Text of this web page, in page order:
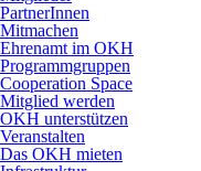
PartnerInnen
Mitmachen
Ehrenamt im OKH
Programmgruppen
Cooperation Space
Mitglied werden
OKH unterstützen
Veranstalten
Das OKH mieten